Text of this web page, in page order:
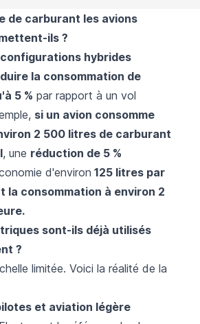
de carburant les avions
ils ?
configurations hybrides
la consommation de
5 % par rapport à un vol
si un avion consomme
2 500 litres de carburant
, une réduction de 5 %
d'environ 125 litres par
la consommation à environ 2
sont-ils déjà utilisés
?
limitée. Voici la réalité de la
et aviation légère